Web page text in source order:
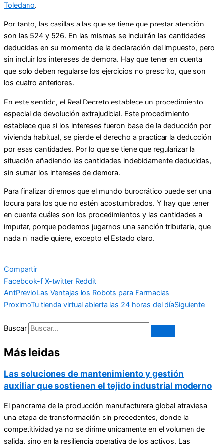
Toledano.
Por tanto, las casillas a las que se tiene que prestar atención
son las 524 y 526. En las mismas se incluirán las cantidades
deducidas en su momento de la declaración del impuesto, pero
sin incluir los intereses de demora. Hay que tener en cuenta
que solo deben regularse los ejercicios no prescrito, que son
los cuatro anteriores.
En este sentido, el Real Decreto establece un procedimiento
especial de devolución extrajudicial. Este procedimiento
establece que si los intereses fueron base de la deducción por
vivienda habitual, se pierde el derecho a practicar la deducción
por esas cantidades. Por lo que se tiene que regularizar la
situación añadiendo las cantidades indebidamente deducidas,
sin sumar los intereses de demora.
Para finalizar diremos que el mundo burocrático puede ser una
locura para los que no estén acostumbrados. Y hay que tener
en cuenta cuáles son los procedimientos y las cantidades a
imputar, porque podemos jugarnos una sanción tributaria, que
nada ni nadie quiere, excepto el Estado claro.
Compartir
Facebook-f X-twitter Reddit
AntPrevioLas Ventajas los Robots para Farmacias
ProximoTu tienda virtual abierta las 24 horas del díaSiguiente
Buscar
Más leidas
Las soluciones de mantenimiento y gestión
auxiliar que sostienen el tejido industrial moderno
El panorama de la producción manufacturera global atraviesa
una etapa de transformación sin precedentes, donde la
competitividad ya no se dirime únicamente en el volumen de
salida, sino en la resiliencia operativa de los activos. Las